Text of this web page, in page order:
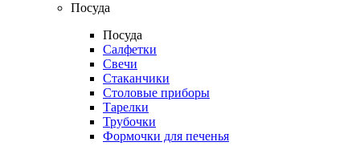
Посуда
Посуда
Салфетки
Свечи
Стаканчики
Столовые приборы
Тарелки
Трубочки
Формочки для печенья